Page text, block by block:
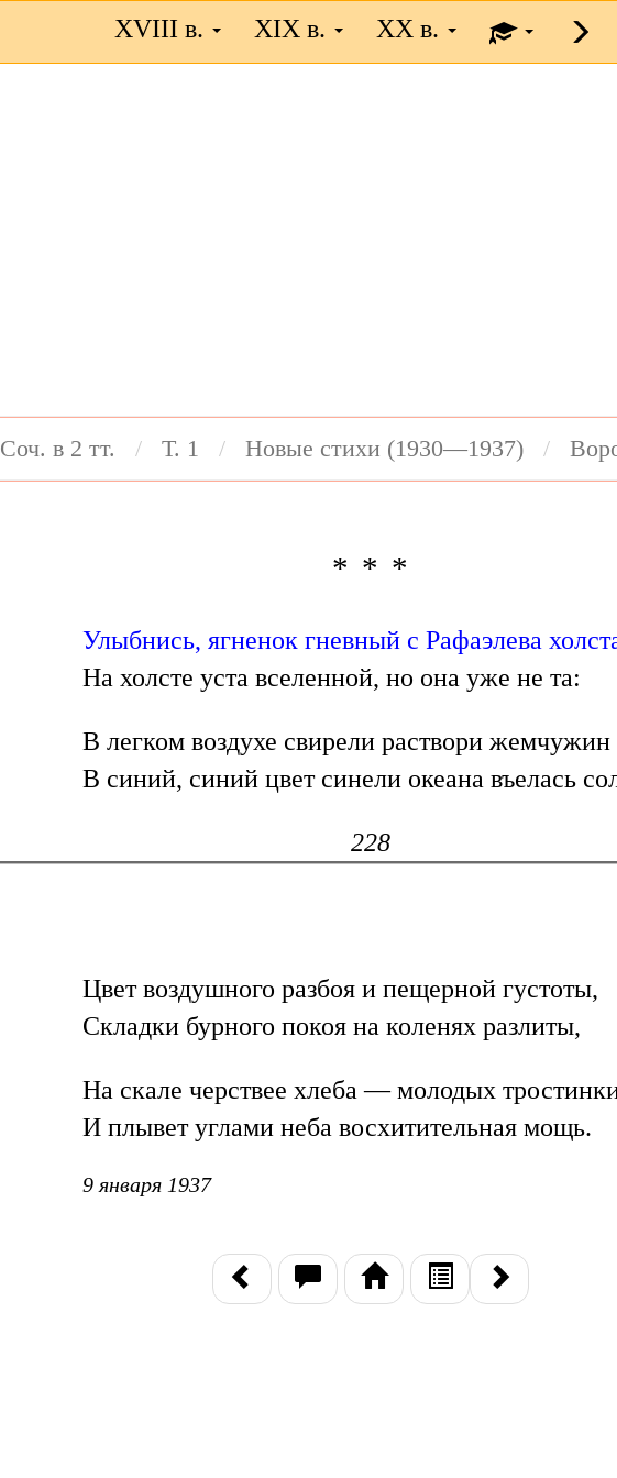
XVIII в. XIX в. XX в.
Соч. в 2 тт. Т. 1 Новые стихи (1930—1937)
* * *
Улыбнись, ягненок гневный с Рафаэлева
На холсте уста вселенной, но она уже не та:
В легком воздухе свирели раствори жемчужин
В синий, синий цвет синели океана въелась
228
Цвет воздушного разбоя и пещерной густоты,
Складки бурного покоя на коленях разлиты,
На скале черствее хлеба — молодых
И плывет углами неба восхитительная мощь.
9 января 1937